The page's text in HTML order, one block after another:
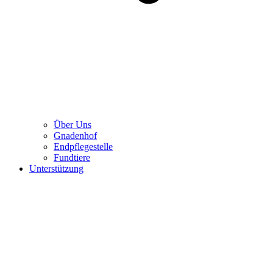
Über Uns
Gnadenhof
Endpflegestelle
Fundtiere
Unterstützung